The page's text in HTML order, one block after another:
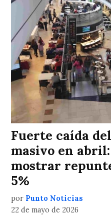
Fuerte caída
masivo en
mostrar
5%
por Punto Noticias
22 de mayo de 2026